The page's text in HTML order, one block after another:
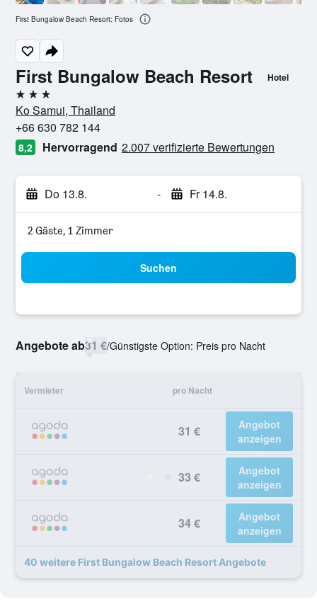
First Bungalow Beach Resort Hotel
3 Sterne
Ko Samui, Thailand
+66 630 782 144
8,2 Hervorragend 2.007 verifizierte Bewertungen
Do 13.8. - Fr 14.8.
2 Gäste, 1 Zimmer
Suchen
Angebote ab31 €/Günstigste Option: Preis pro Nacht
Vermieter pro Nacht
31 €
Angebot
anzeigen
33 €
Angebot
anzeigen
34 €
Angebot
anzeigen
40 weitere First Bungalow Beach Resort Angebote
First Bungalow Beach Resort: Fotos